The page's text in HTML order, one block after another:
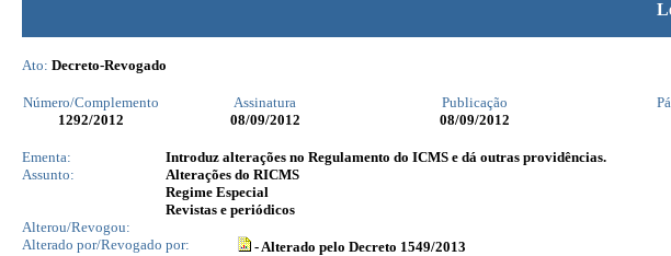
Ato: Decreto-Revogado
Número/Complemento Assinatura Publicação
1292/2012 08/09/2012 08/09/2012
Ementa:
Introduz alterações no Regulamento do ICMS e dá outras providências.
Assunto:
Alterações do RICMS
Regime Especial
Revistas e periódicos
Alterou/Revogou:
Alterado por/Revogado por:
- Alterado pelo Decreto 1549/2013